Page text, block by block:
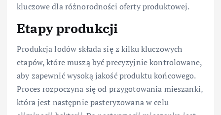
kluczowe dla różnorodności oferty produktowej.
Etapy produkcji
Produkcja lodów składa się z kilku kluczowych
etapów, które muszą być precyzyjnie kontrolowane,
aby zapewnić wysoką jakość produktu końcowego.
Proces rozpoczyna się od przygotowania mieszanki,
która jest następnie pasteryzowana w celu